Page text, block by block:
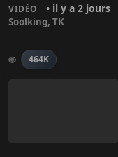
VIDÉO • il y a 2 jours
Soolking, TK
464K